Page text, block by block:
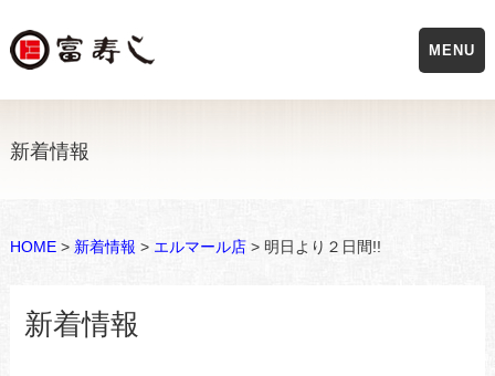
新着情報
HOME> 新着情報 > エルマール店> 明日より２日間!!
新着情報
MENU